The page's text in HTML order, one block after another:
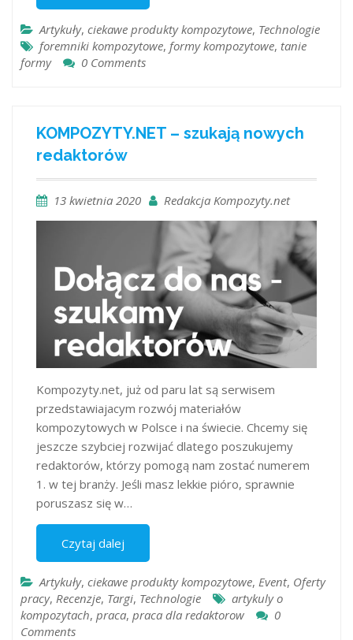
Artykuły, ciekawe produkty kompozytowe, Technologie
foremniki kompozytowe, formy kompozytowe, tanie
formy
0 Comments
KOMPOZYTY.NET – szukają nowych
redaktorów
13 kwietnia 2020 Redakcja Kompozyty.net
Kompozyty.net, już od paru lat są serwisem
przedstawiajacym rozwój materiałów
kompozytowych w Polsce i na świecie. Chcemy się
jeszcze szybciej rozwijać dlatego poszukujemy
redaktorów, którzy pomogą nam zostać numerem
1. w tej branży. Jeśli masz lekkie pióro, sprawnie
poruszasz się w…
Czytaj dalej
Artykuły, ciekawe produkty kompozytowe, Event, Oferty
pracy, Recenzje, Targi, Technologie
artykuly o
kompozytach, praca, praca dla redaktorow
0
Comments